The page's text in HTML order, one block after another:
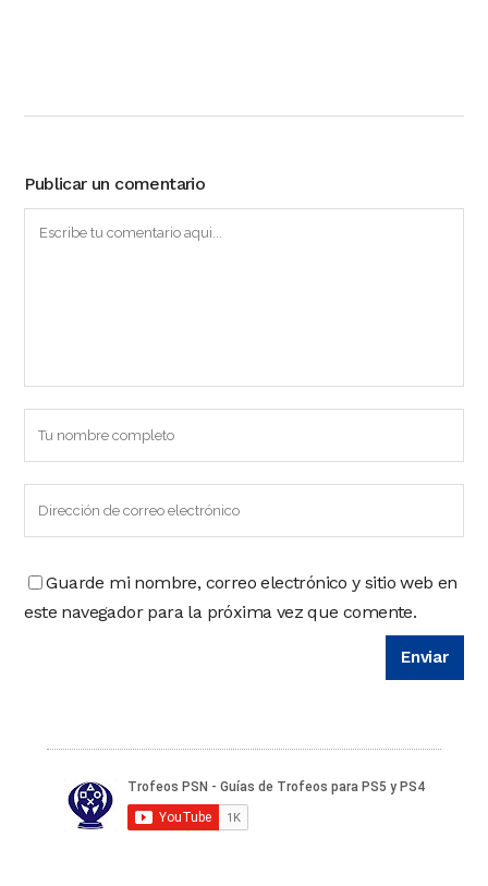
Publicar un comentario
Guarde mi nombre, correo electrónico y sitio web en
este navegador para la próxima vez que comente.